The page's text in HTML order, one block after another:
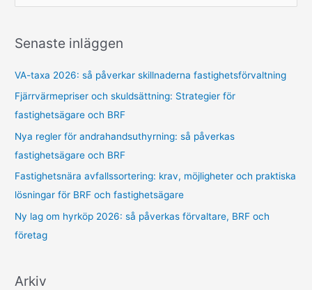
e
e
:
Senaste inläggen
VA-taxa 2026: så påverkar skillnaderna fastighetsförvaltning
Fjärrvärmepriser och skuldsättning: Strategier för
fastighetsägare och BRF
Nya regler för andrahandsuthyrning: så påverkas
fastighetsägare och BRF
Fastighetsnära avfallssortering: krav, möjligheter och praktiska
lösningar för BRF och fastighetsägare
Ny lag om hyrköp 2026: så påverkas förvaltare, BRF och
företag
Arkiv